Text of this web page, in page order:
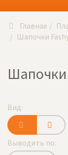
Главная
Шапочки
Шапочки
Вид:
Выводить по: